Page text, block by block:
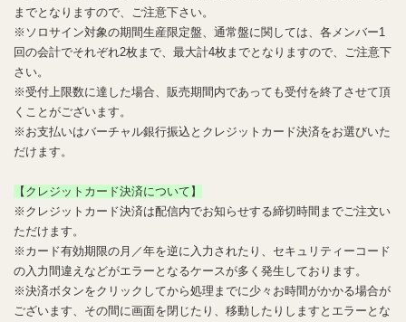
までとなりますので、ご注意下さい。
※ソロサイン対象の期間生産限定盤、通常盤に関しては、各メンバー1
回の会計でそれぞれ2枚まで、最大計4枚までとなりますので、ご注意下
さい。
※受付上限数に達した場合、販売期間内であっても受付を終了させて頂
くことがございます。
※お支払いはバーチャル銀行振込とクレジットカード決済をお選びいた
だけます。
【クレジットカード決済について】
※クレジットカード決済は配信内でお知らせする締切時間までご注文い
ただけます。
※カード有効期限の月／年を逆に入力されたり、セキュリティーコード
の入力間違えなどがエラーとなるケースが多く発生しております。
※決済ボタンをクリックしてから処理までに少々お時間がかかる場合が
ございます、その間に画面を閉じたり、移動したりしますとエラーとな